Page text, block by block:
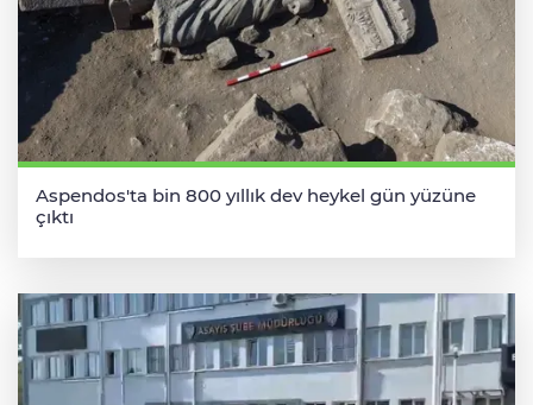
Aspendos'ta bin 800 yıllık dev heykel gün yüzüne
çıktı